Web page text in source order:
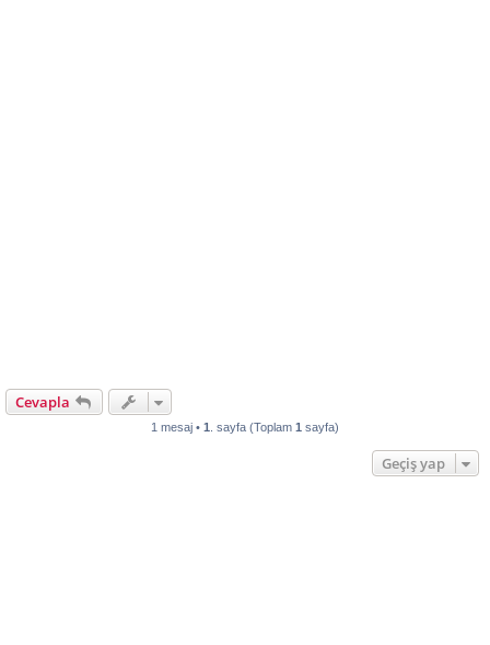
Cevapla
1 mesaj • 1 . sayfa (Toplam 1 sayfa)
Geçiş yap